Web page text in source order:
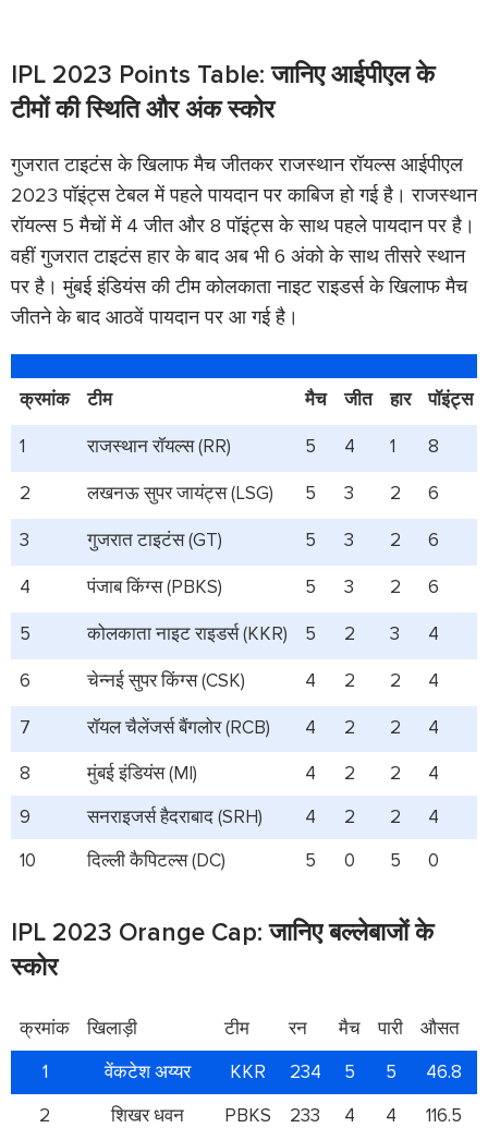
IPL 2023 Points Table: जानिए आईपीएल के
टीमों की स्थिति और अंक स्कोर
गुजरात टाइटंस के खिलाफ मैच जीतकर राजस्थान रॉयल्स आईपीएल
2023 पॉइंट्स टेबल में पहले पायदान पर काबिज हो गई है। राजस्थान
रॉयल्स 5 मैचों में 4 जीत और 8 पॉइंट्स के साथ पहले पायदान पर है।
वहीं गुजरात टाइटंस हार के बाद अब भी 6 अंको के साथ तीसरे स्थान
पर है। मुंबई इंडियंस की टीम कोलकाता नाइट राइडर्स के खिलाफ मैच
जीतने के बाद आठवें पायदान पर आ गई है।
क्रमांक टीम मैच जीत हार पॉइंट्स
1 राजस्थान रॉयल्स (RR) 5 4 1 8
2 लखनऊ सुपर जायंट्स (LSG) 5 3 2 6
3 गुजरात टाइटंस (GT) 5 3 2 6
4 पंजाब किंग्स (PBKS) 5 3 2 6
5 कोलकाता नाइट राइडर्स (KKR) 5 2 3 4
6 चेन्नई सुपर किंग्स (CSK) 4 2 2 4
7 रॉयल चैलेंजर्स बैंगलोर (RCB) 4 2 2
4
8
मुंबई इंडियंस (MI) 4 2 2
4
9
सनराइजर्स हैदराबाद (SRH) 4 2 2
4
10
दिल्ली कैपिटल्स (DC) 5 0 5 0
IPL 2023 Orange Cap: जानिए बल्लेबाजों के
स्कोर
क्रमांक खिलाड़ी टीम रन मैच पारी औसत
1
वेंकटेश अय्यर KKR 234 5 5
46.8
2
शिखर धवन PBKS 233 4 4
116.5